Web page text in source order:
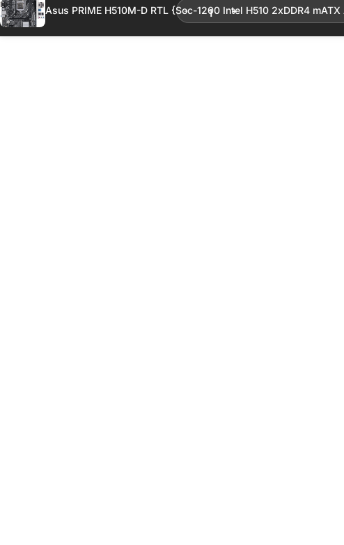
Asus PRIME H510M-D RTL {Soc-1200 Intel H510 2xDDR4 mATX
Включает